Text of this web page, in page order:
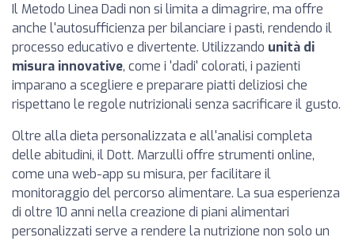
Il Metodo Linea Dadi non si limita a dimagrire, ma offre
anche l'autosufficienza per bilanciare i pasti, rendendo il
processo educativo e divertente. Utilizzando unità di
misura innovative, come i 'dadi' colorati, i pazienti
imparano a scegliere e preparare piatti deliziosi che
rispettano le regole nutrizionali senza sacrificare il gusto.
Oltre alla dieta personalizzata e all'analisi completa
delle abitudini, il Dott. Marzulli offre strumenti online,
come una web-app su misura, per facilitare il
monitoraggio del percorso alimentare. La sua esperienza
di oltre 10 anni nella creazione di piani alimentari
personalizzati serve a rendere la nutrizione non solo un